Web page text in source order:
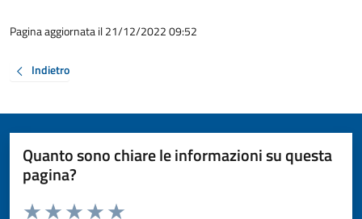
Pagina aggiornata il 21/12/2022 09:52
Indietro
Quanto sono chiare le informazioni su questa
pagina?
Valuta da 1 a 5 stelle la pagina